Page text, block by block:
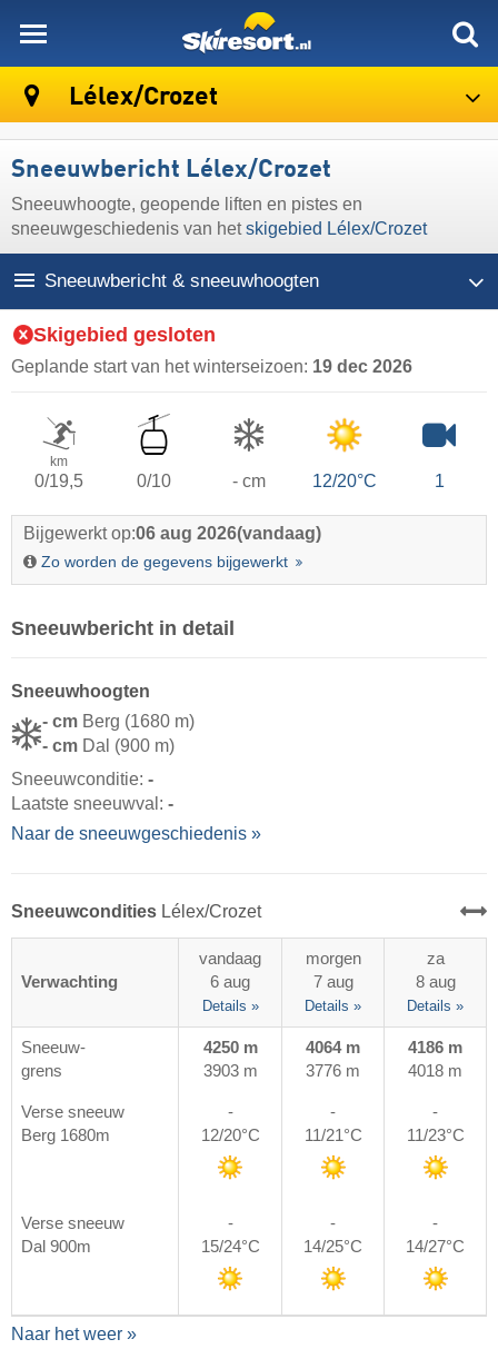
Lélex/​Crozet
Sneeuwbericht Lélex/​Crozet
Sneeuwhoogte, geopende liften en pistes en
sneeuwgeschiedenis van hetskigebied Lélex/​Crozet
Sneeuwbericht & sneeuwhoogten
Skigebied gesloten
Geplande start van het winterseizoen: 19 dec 2026
km
0/19,5 0/10 - cm 12/20°C 1
Bijgewerkt op:06 aug 2026(vandaag)
Zo worden de gegevens bijgewerkt
Sneeuwbericht in detail
Sneeuwhoogten
- cm Berg (1680 m)
- cm Dal (900 m)
Sneeuwconditie: -
Laatste sneeuwval: -
Naar de sneeuwgeschiedenis »
Sneeuwcondities Lélex/​Crozet
Verwachting
vandaag
6 aug
Details »
morgen
7 aug
Details »
za
8 aug
Details »
Sneeuw-
grens
4250 m
3903 m
4064 m
3776 m
4186 m
4018 m
Verse sneeuw
Berg 1680m
-
12/20°C
-
11/21°C
-
11/23°C
Verse sneeuw
Dal 900m
-
15/24°C
-
14/25°C
-
14/27°C
Naar het weer »